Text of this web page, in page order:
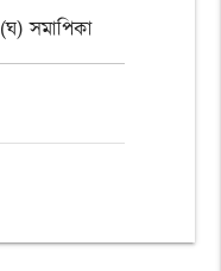
(ঘ) সমাপিকা